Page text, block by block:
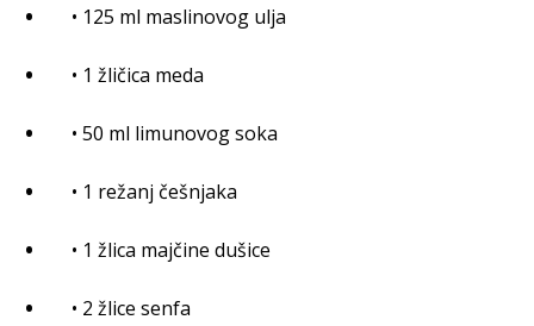
• 125 ml maslinovog ulja
• 1 žličica meda
• 50 ml limunovog soka
• 1 režanj češnjaka
• 1 žlica majčine dušice
• 2 žlice senfa